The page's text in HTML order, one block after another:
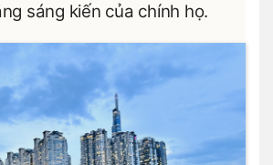
sáng kiến của chính họ.